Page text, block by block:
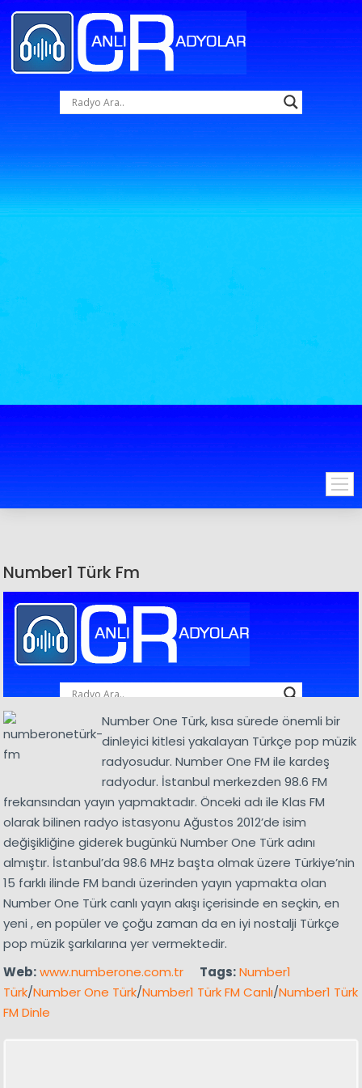
Number1 Türk Fm
Number One Türk, kısa sürede önemli bir
dinleyici kitlesi yakalayan Türkçe pop müzik
radyosudur. Number One FM ile kardeş
radyodur. İstanbul merkezden 98.6 FM
frekansından yayın yapmaktadır. Önceki adı ile Klas FM
olarak bilinen radyo istasyonu Ağustos 2012’de isim
değişikliğine giderek bugünkü Number One Türk adını
almıştır. İstanbul’da 98.6 MHz başta olmak üzere Türkiye’nin
15 farklı ilinde FM bandı üzerinden yayın yapmakta olan
Number One Türk canlı yayın akışı içerisinde en seçkin, en
yeni , en popüler ve çoğu zaman da en iyi nostalji Türkçe
pop müzik şarkılarına yer vermektedir.
Web:www.numberone.com.tr Tags:Number1
Türk/Number One Türk/Number1 Türk FM Canlı/Number1 Türk
FM Dinle